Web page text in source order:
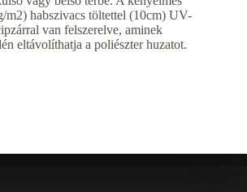
m2) habszivacs töltettel (10cm) UV-
van felszerelve, aminek
eltávolíthatja a poliészter huzatot.